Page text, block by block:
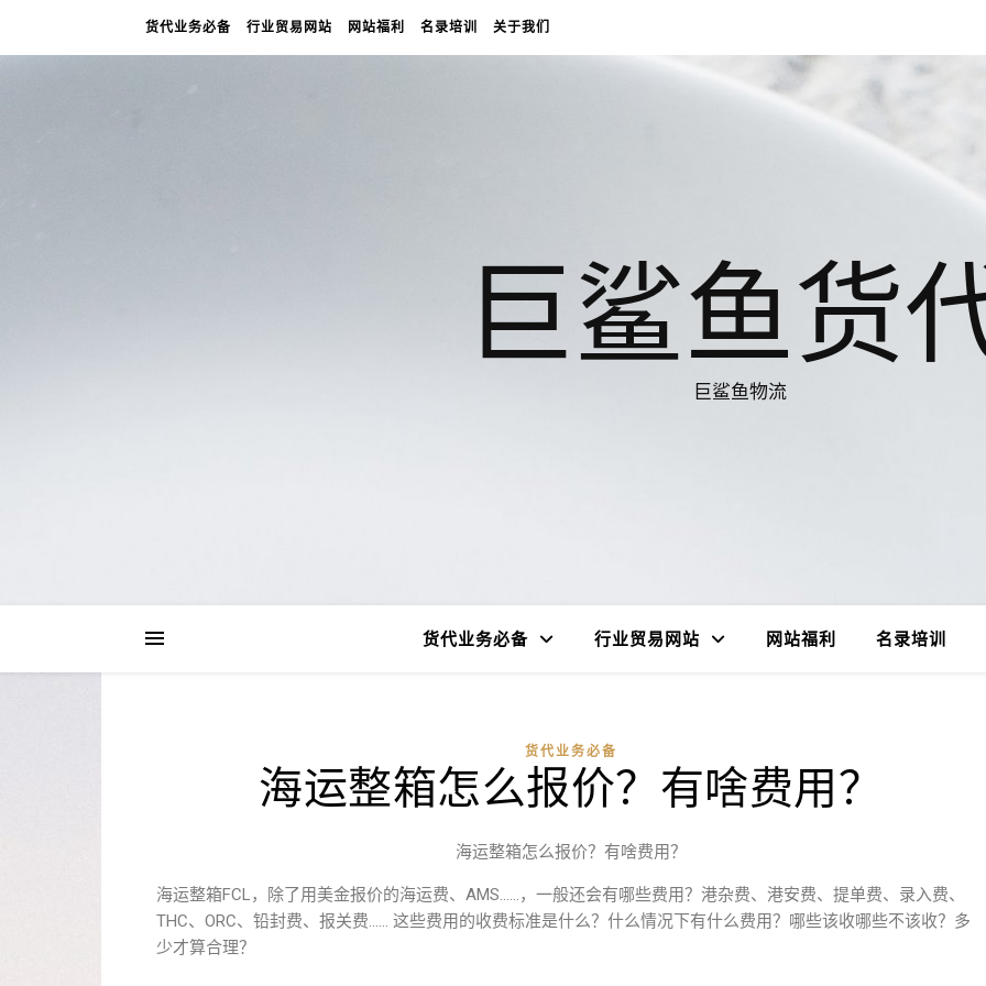
货代业务必备 行业贸易网站 网站福利 名录培训 关于我们
巨鲨鱼货
巨鲨鱼物流
货代业务必备 行业贸易网站 网站福利 名录培训
货代业务必备
海运整箱怎么报价？有啥费用？
海运整箱怎么报价？有啥费用？
海运整箱FCL，除了用美金报价的海运费、AMS……，一般还会有哪些费用？港杂费、港安费、提单费、录入费、
THC、ORC、铅封费、报关费…… 这些费用的收费标准是什么？什么情况下有什么费用？哪些该收哪些不该收？多
少才算合理？